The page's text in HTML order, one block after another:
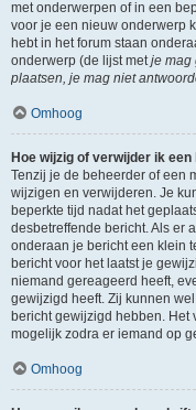
met onderwerpen of in een
voor je een nieuw onderwerp
hebt in het forum staan
onderwerp (de lijst metje mag
plaatsen, je mag niet
Omhoog
Hoe wijzig of verwijder ik
Tenzij je de beheerder of een
wijzigen en verwijderen. Je
beperkte tijd nadat het
desbetreffende bericht. Als er
onderaan je bericht een klein
bericht voor het laatst je
niemand gereageerd heeft,
gewijzigd heeft. Zij kunnen
bericht gewijzigd hebben. Het
mogelijk zodra er iemand op
Omhoog